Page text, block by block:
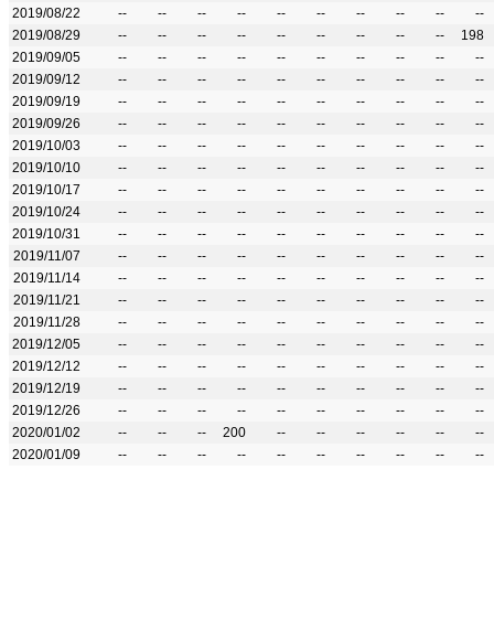
2019/08/22
-- -- -- -- -- -- -- -- --
--
2019/08/29
-- -- -- -- -- -- -- -- --
198
2019/09/05
-- -- -- -- -- -- -- -- --
--
2019/09/12
-- -- -- -- -- -- -- -- --
--
2019/09/19
-- -- -- -- -- -- -- -- --
--
2019/09/26
-- -- -- -- -- -- -- -- --
--
2019/10/03
-- -- -- -- -- -- -- -- --
--
2019/10/10
-- -- -- -- -- -- -- -- --
--
2019/10/17
-- -- -- -- -- -- -- -- --
--
2019/10/24
-- -- -- -- -- -- -- -- --
--
2019/10/31
-- -- -- -- -- -- -- -- --
--
2019/11/07
-- -- -- -- -- -- -- -- --
--
2019/11/14
-- -- -- -- -- -- -- -- --
--
2019/11/21
-- -- -- -- -- -- -- -- --
--
2019/11/28
-- -- -- -- -- -- -- -- --
--
2019/12/05
-- -- -- -- -- -- -- -- --
--
2019/12/12
-- -- -- -- -- -- -- -- --
--
2019/12/19
-- -- -- -- -- -- -- -- --
--
2019/12/26
-- -- -- -- -- -- -- -- --
--
2020/01/02
-- -- -- 200 -- -- -- -- --
--
2020/01/09
-- -- -- -- -- -- -- -- -- --